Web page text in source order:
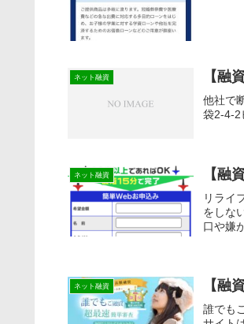
ネット融資 【融
他社で
袋2-4-2
ネット融資 【融
リライ
をしな
口や嫌
ネット融資 【融
誰でも